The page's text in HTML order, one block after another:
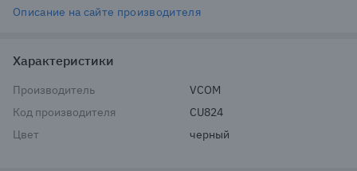
Описание на сайте производителя
Характеристики
Производитель
VCOM
Код производителя
CU824
Цвет
черный